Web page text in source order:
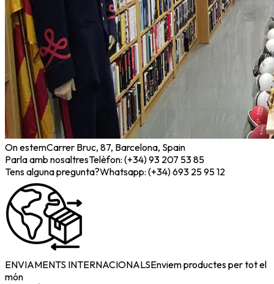
On estemCarrer Bruc, 87, Barcelona, Spain
Parla amb nosaltresTelèfon: (+34) 93 207 53 85
Tens alguna pregunta?Whatsapp: (+34) 693 25 95 12
ENVIAMENTS INTERNACIONALSEnviem productes per tot el
món